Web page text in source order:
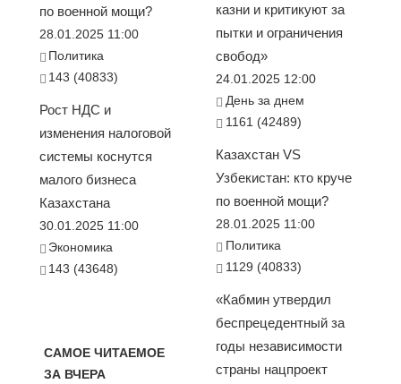
по военной мощи?
28.01.2025 11:00
Политика
143 (40833)
Рост НДС и
изменения налоговой
системы коснутся
малого бизнеса
Казахстана
30.01.2025 11:00
Экономика
143 (43648)
САМОЕ ЧИТАЕМОЕ
ЗА ВЧЕРА
казни и критикуют за
пытки и ограничения
свобод»
24.01.2025 12:00
День за днем
1161 (42489)
Казахстан VS
Узбекистан: кто круче
по военной мощи?
28.01.2025 11:00
Политика
1129 (40833)
«Кабмин утвердил
беспрецедентный за
годы независимости
страны нацпроект